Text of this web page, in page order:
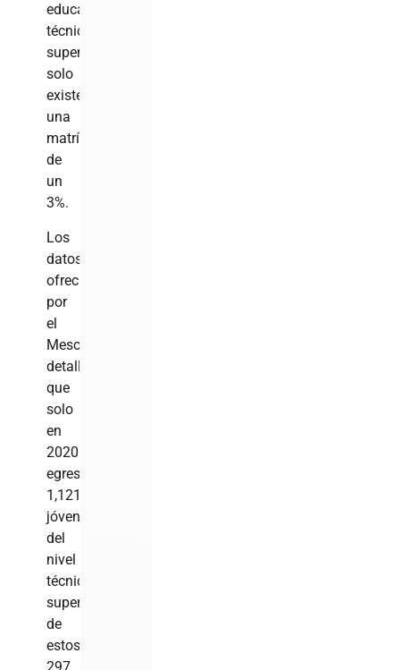
educación
técnica
superior,
solo
existe
una
matrícula
de
un
3%.
Los
datos
ofrecidos
por
el
Mescyt
detallan
que
solo
en
2020
egresaron
1,121
jóvenes
del
nivel
técnico
superior,
de
estos,
297